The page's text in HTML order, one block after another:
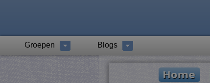
Groepen Blogs